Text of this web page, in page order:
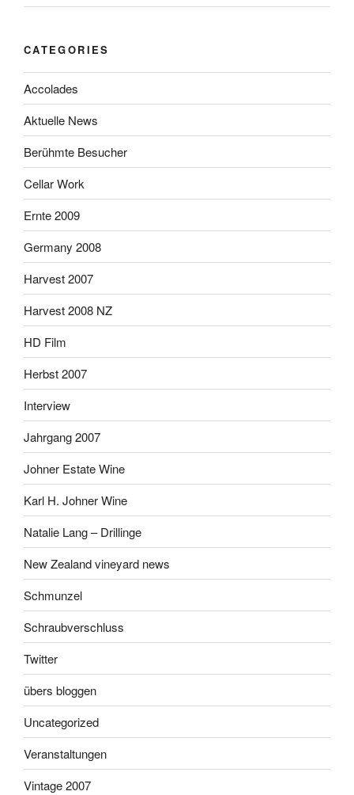
CATEGORIES
Accolades
Aktuelle News
Berühmte Besucher
Cellar Work
Ernte 2009
Germany 2008
Harvest 2007
Harvest 2008 NZ
HD Film
Herbst 2007
Interview
Jahrgang 2007
Johner Estate Wine
Karl H. Johner Wine
Natalie Lang – Drillinge
New Zealand vineyard news
Schmunzel
Schraubverschluss
Twitter
übers bloggen
Uncategorized
Veranstaltungen
Vintage 2007